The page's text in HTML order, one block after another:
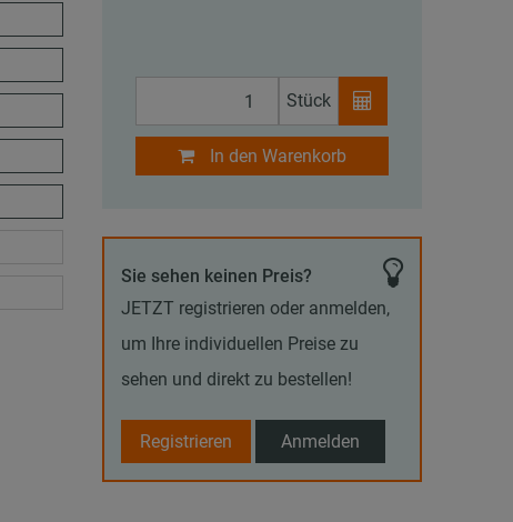
Stück
In den Warenkorb
Sie sehen keinen Preis?
JETZT registrieren oder anmelden,
um Ihre individuellen Preise zu
sehen und direkt zu bestellen!
Registrieren Anmelden